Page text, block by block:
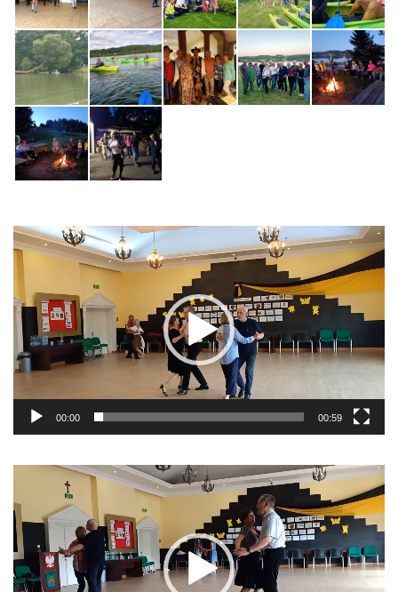
Odtwarzacz
video
00:00 00:59
Odtwarzacz